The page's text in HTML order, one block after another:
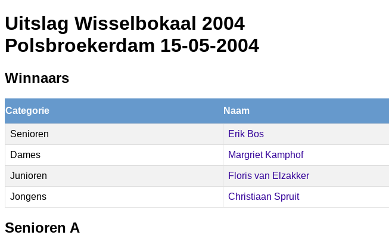
Uitslag Wisselbokaal 2004
Polsbroekerdam 15-05-2004
Winnaars
Categorie Naam
Senioren Erik Bos
Dames Margriet Kamphof
Junioren Floris van Elzakker
Jongens Christiaan Spruit
Senioren A